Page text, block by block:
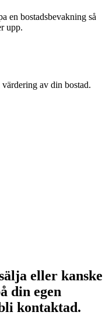
en bostadsbevakning så
upp.
av din bostad.
eller kanske
din egen
kontaktad.